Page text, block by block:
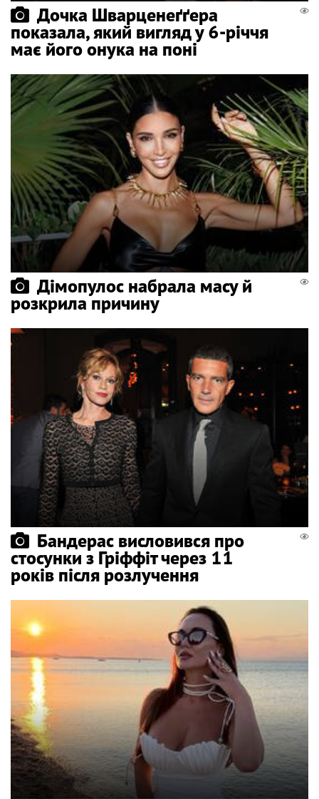
Дочка Шварценеґґера
показала, який вигляд у 6-річчя
має його онука на поні
Дімопулос набрала масу й
розкрила причину
Бандерас висловився про
стосунки з Гріффіт через 11
років після розлучення